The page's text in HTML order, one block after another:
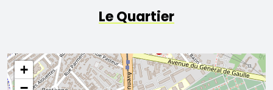
Le Quartier
+